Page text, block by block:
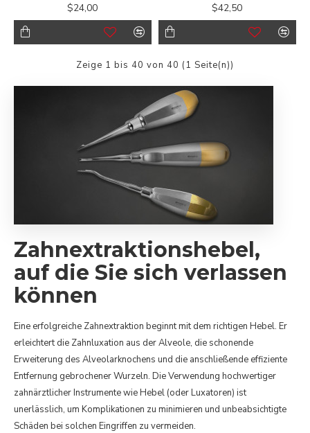
Zahnextraktionshebel,
auf die Sie sich verlassen
können
Eine erfolgreiche Zahnextraktion beginnt mit dem richtigen Hebel. Er
erleichtert die Zahnluxation aus der Alveole, die schonende
Erweiterung des Alveolarknochens und die anschließende effiziente
Entfernung gebrochener Wurzeln. Die Verwendung hochwertiger
zahnärztlicher Instrumente wie Hebel (oder Luxatoren) ist
unerlässlich, um Komplikationen zu minimieren und unbeabsichtigte
Schäden bei solchen Eingriffen zu vermeiden.
$24,00
$42,50
Zeige 1 bis 40 von 40 (1 Seite(n))